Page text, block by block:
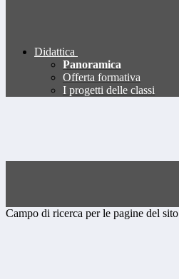
Didattica
Panoramica
Offerta formativa
I progetti delle classi
Campo di ricerca per le pagine del sito